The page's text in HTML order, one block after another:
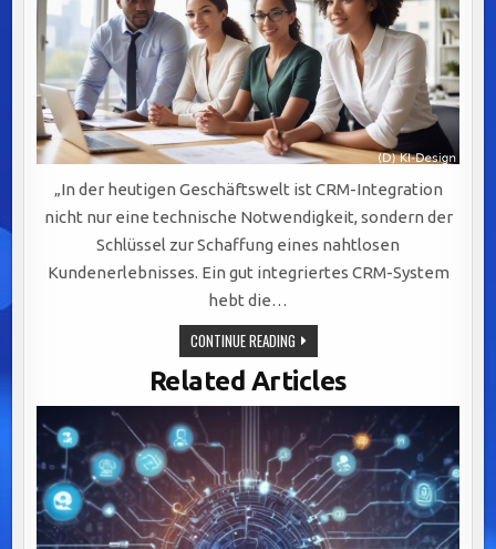
„In der heutigen Geschäftswelt ist CRM-Integration
nicht nur eine technische Notwendigkeit, sondern der
Schlüssel zur Schaffung eines nahtlosen
Kundenerlebnisses. Ein gut integriertes CRM-System
hebt die…
CONTINUE READINGOPTIMALE
CRM-
INTEGRATION:
SCHLÜSSEL
FÜR
NAHTLOSE
KUNDENERLEBNISSE
UND
NACHHALTIGES
Related Articles